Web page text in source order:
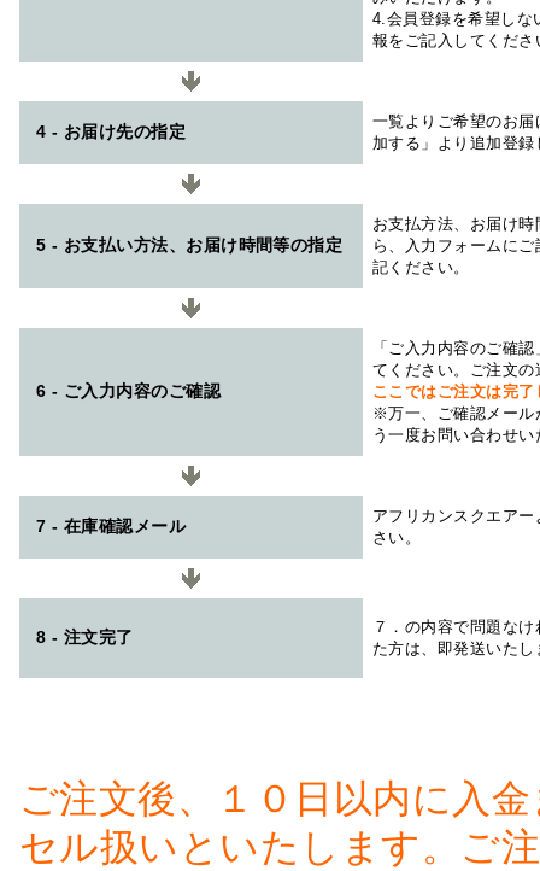
4.会員登録を希望しな
報をご記入してくださ
4 - お届け先の指定
一覧よりご希望のお
加する」より追加登
5 - お支払い方法、お届け時間等の指定
お支払方法、お届け
ら、入力フォームに
記ください。
6 - ご入力内容のご確認
「ご入力内容のご確
てください。ご注文
ここではご注文は完
※万一、ご確認メール
う一度お問い合わせ
7 - 在庫確認メール
アフリカンスクエアー
さい。
8 - 注文完了
７．の内容で問題な
た方は、即発送いたし
ご注文後、１０日以内に入
セル扱いといたします。ご